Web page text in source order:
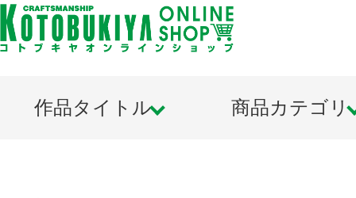
作品タイトル 商品カテゴリ